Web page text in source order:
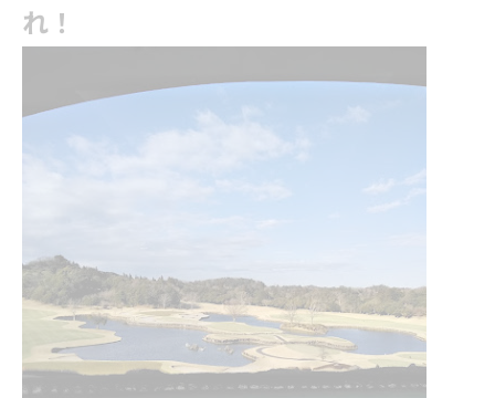
れ！